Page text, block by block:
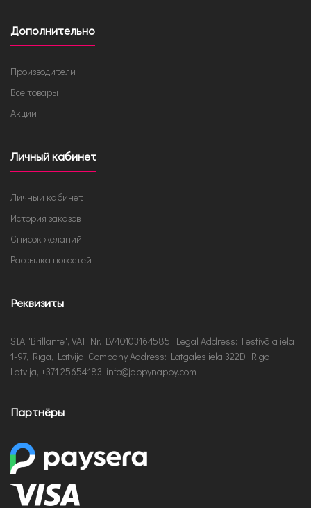
Дополнительно
Производители
Все товары
Акции
Личный кабинет
Личный кабинет
История заказов
Список желаний
Рассылка новостей
Реквизиты
SIA "Brillante", VAT Nr. LV40103164585, Legal Address: Festivāla iela
1-97, Rīga, Latvija, Company Address: Latgales iela 322D, Rīga,
Latvija, +371 25654183, info@jappynappy.com
Партнёры